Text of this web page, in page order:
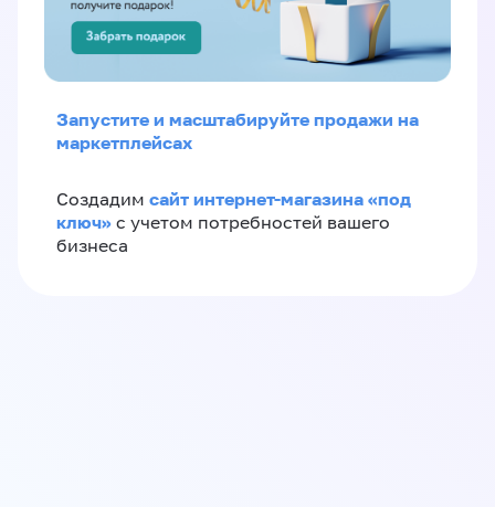
Запустите и масштабируйте продажи на
маркетплейсах
Создадим сайт интернет-магазина «под
ключ» с учетом потребностей вашего
бизнеса